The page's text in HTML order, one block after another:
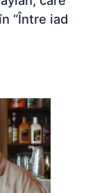
“Între iad